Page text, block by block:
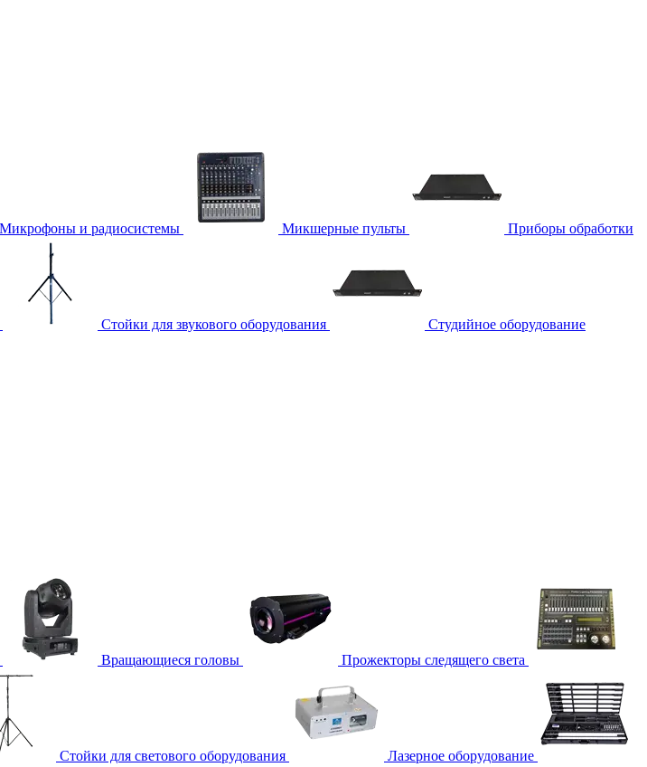
Микрофоны и радиосистемы Микшерные пульты Приборы обработки
Стойки для звукового оборудования Студийное оборудование
Вращающиеся головы Прожекторы следящего света
Стойки для светового оборудования Лазерное оборудование